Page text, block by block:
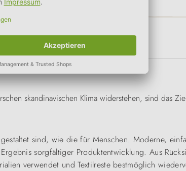
skandinavischen Klima widerstehen, sind das
sind, wie die für Menschen. Moderne,
sorgfältiger Produktentwicklung. Aus
verwendet und Textilreste bestmöglich